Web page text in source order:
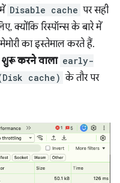
Disable cache पर सही
क्योंकि रिस्पॉन्स के बारे में
का इस्तेमाल करते हैं.
शुरू करने वाला early-
cache) के तौर पर